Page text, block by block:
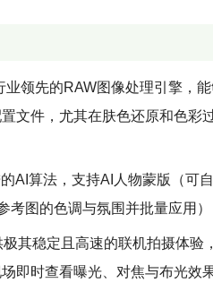
领先的RAW图像处理引擎，
文件，尤其在肤色还原和色
AI算法，支持AI人物蒙版（可
考图的色调与氛围并批量应用
其稳定且高速的联机拍摄体
即时查看曝光、对焦与布光效